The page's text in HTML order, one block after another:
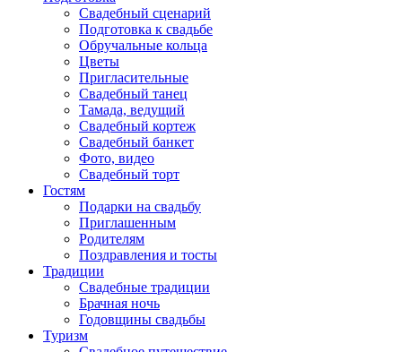
Свадебный сценарий
Подготовка к свадьбе
Обручальные кольца
Цветы
Пригласительные
Свадебный танец
Тамада, ведущий
Свадебный кортеж
Свадебный банкет
Фото, видео
Свадебный торт
Гостям
Подарки на свадьбу
Приглашенным
Родителям
Поздравления и тосты
Традиции
Свадебные традиции
Брачная ночь
Годовщины свадьбы
Туризм